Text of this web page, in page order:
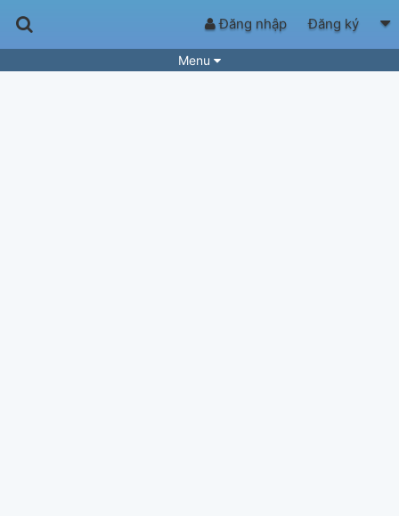
Đăng nhập Đăng ký
Menu